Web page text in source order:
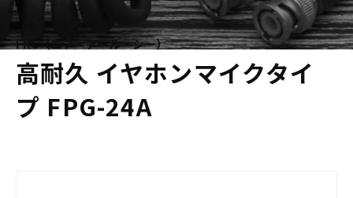
FRC（エフ・アール・シー）
高耐久 イヤホンマイクタイ
プ FPG-24A